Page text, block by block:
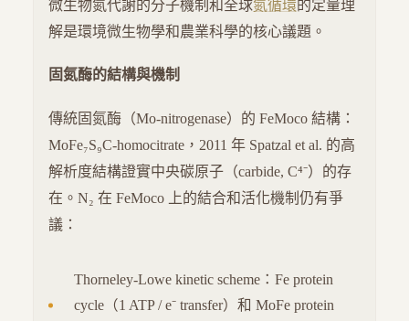
微生物氮代謝的分子機制和全球氮循環的定量理
解是環境微生物學和農業科學的核心議題。
固氮酶的結構與機制
傳統固氮酶（Mo-nitrogenase）的 FeMoco 結構：
MoFe₇S₉C-homocitrate，2011 年 Spatzal et al. 的高
解析度結構證實中央碳原子（carbide, C⁴⁻）的存
在。N₂ 在 FeMoco 上的結合和活化機制仍有爭
議：
Thorneley-Lowe kinetic scheme：Fe protein
cycle（1 ATP / e⁻ transfer）和 MoFe protein